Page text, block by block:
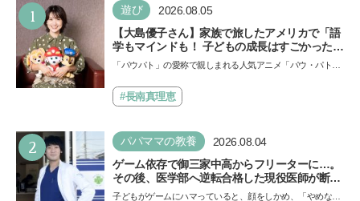
1 遊び 2026.08.05
【大島優子さん】家族で旅したアメリカで「語
学もマインドも！ 子どもの成長はすごかった」
声優をつとめた映画『パウ・パトロール ザ・ダ
イノ・ムービー』ではあきらめなければ何でも
できると子どもに知ってほしい
「パウパト」の愛称で親しまれる人気アニメ「パウ・パトロ
ザ…#長南真理恵
2 パパママの教養 2026.08.04
ゲーム依存で御三家中高からフリーターに…。
その後、医学部へ逆転合格した現役医師が断言
「ゲームの経験が受験勉強に役立った」そう考
子どもがゲームにハマっていると、顔をしかめ、「やめなさ